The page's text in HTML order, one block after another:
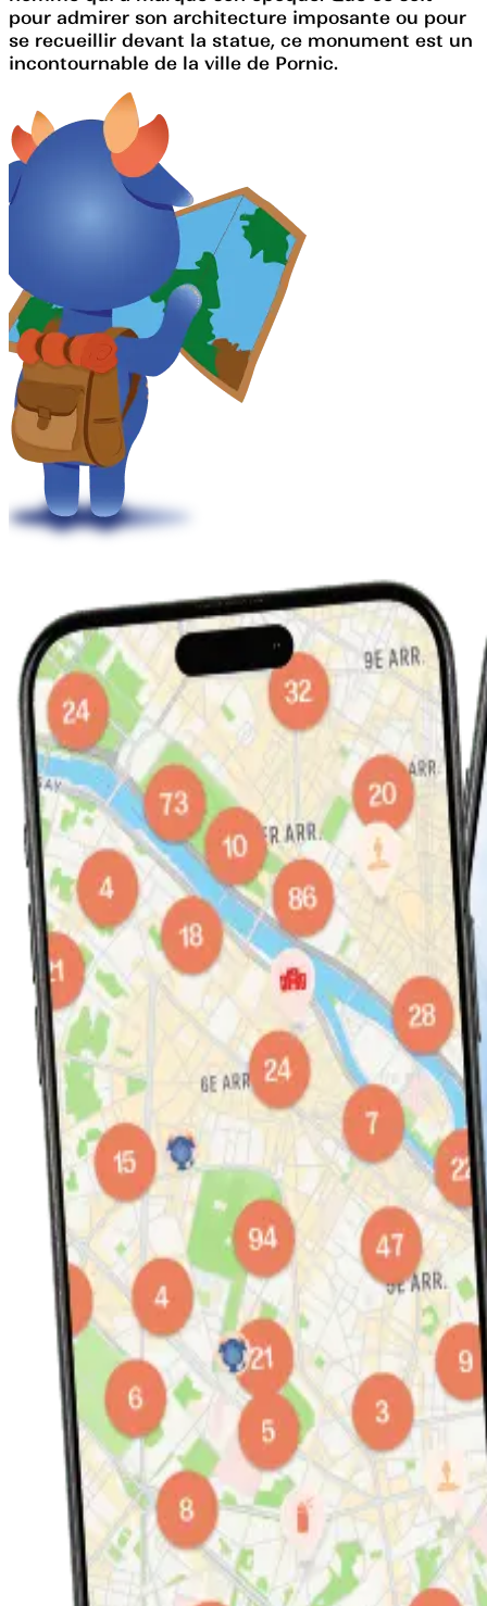
pour admirer son architecture imposante ou pour
se recueillir devant la statue, ce monument est un
incontournable de la ville de Pornic.